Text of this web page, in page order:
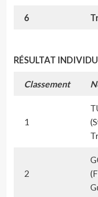
6
RÉSULTAT
Classement
1
2